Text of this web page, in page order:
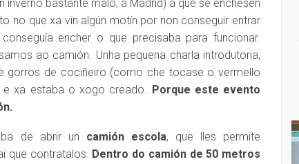
inverno bastante malo, a Madrid) a que se enchesen
no que xa vin algún motín por non conseguir entrar
encher o que precisaba para funcionar.
ao camión. Unha pequena charla introdutoria,
gorros de cociñeiro (como che tocase o vermello
xa estaba o xogo creado. Porque este evento
de abrir un camión escola, que lles permite
que contratalos. Dentro do camión de 50 metros